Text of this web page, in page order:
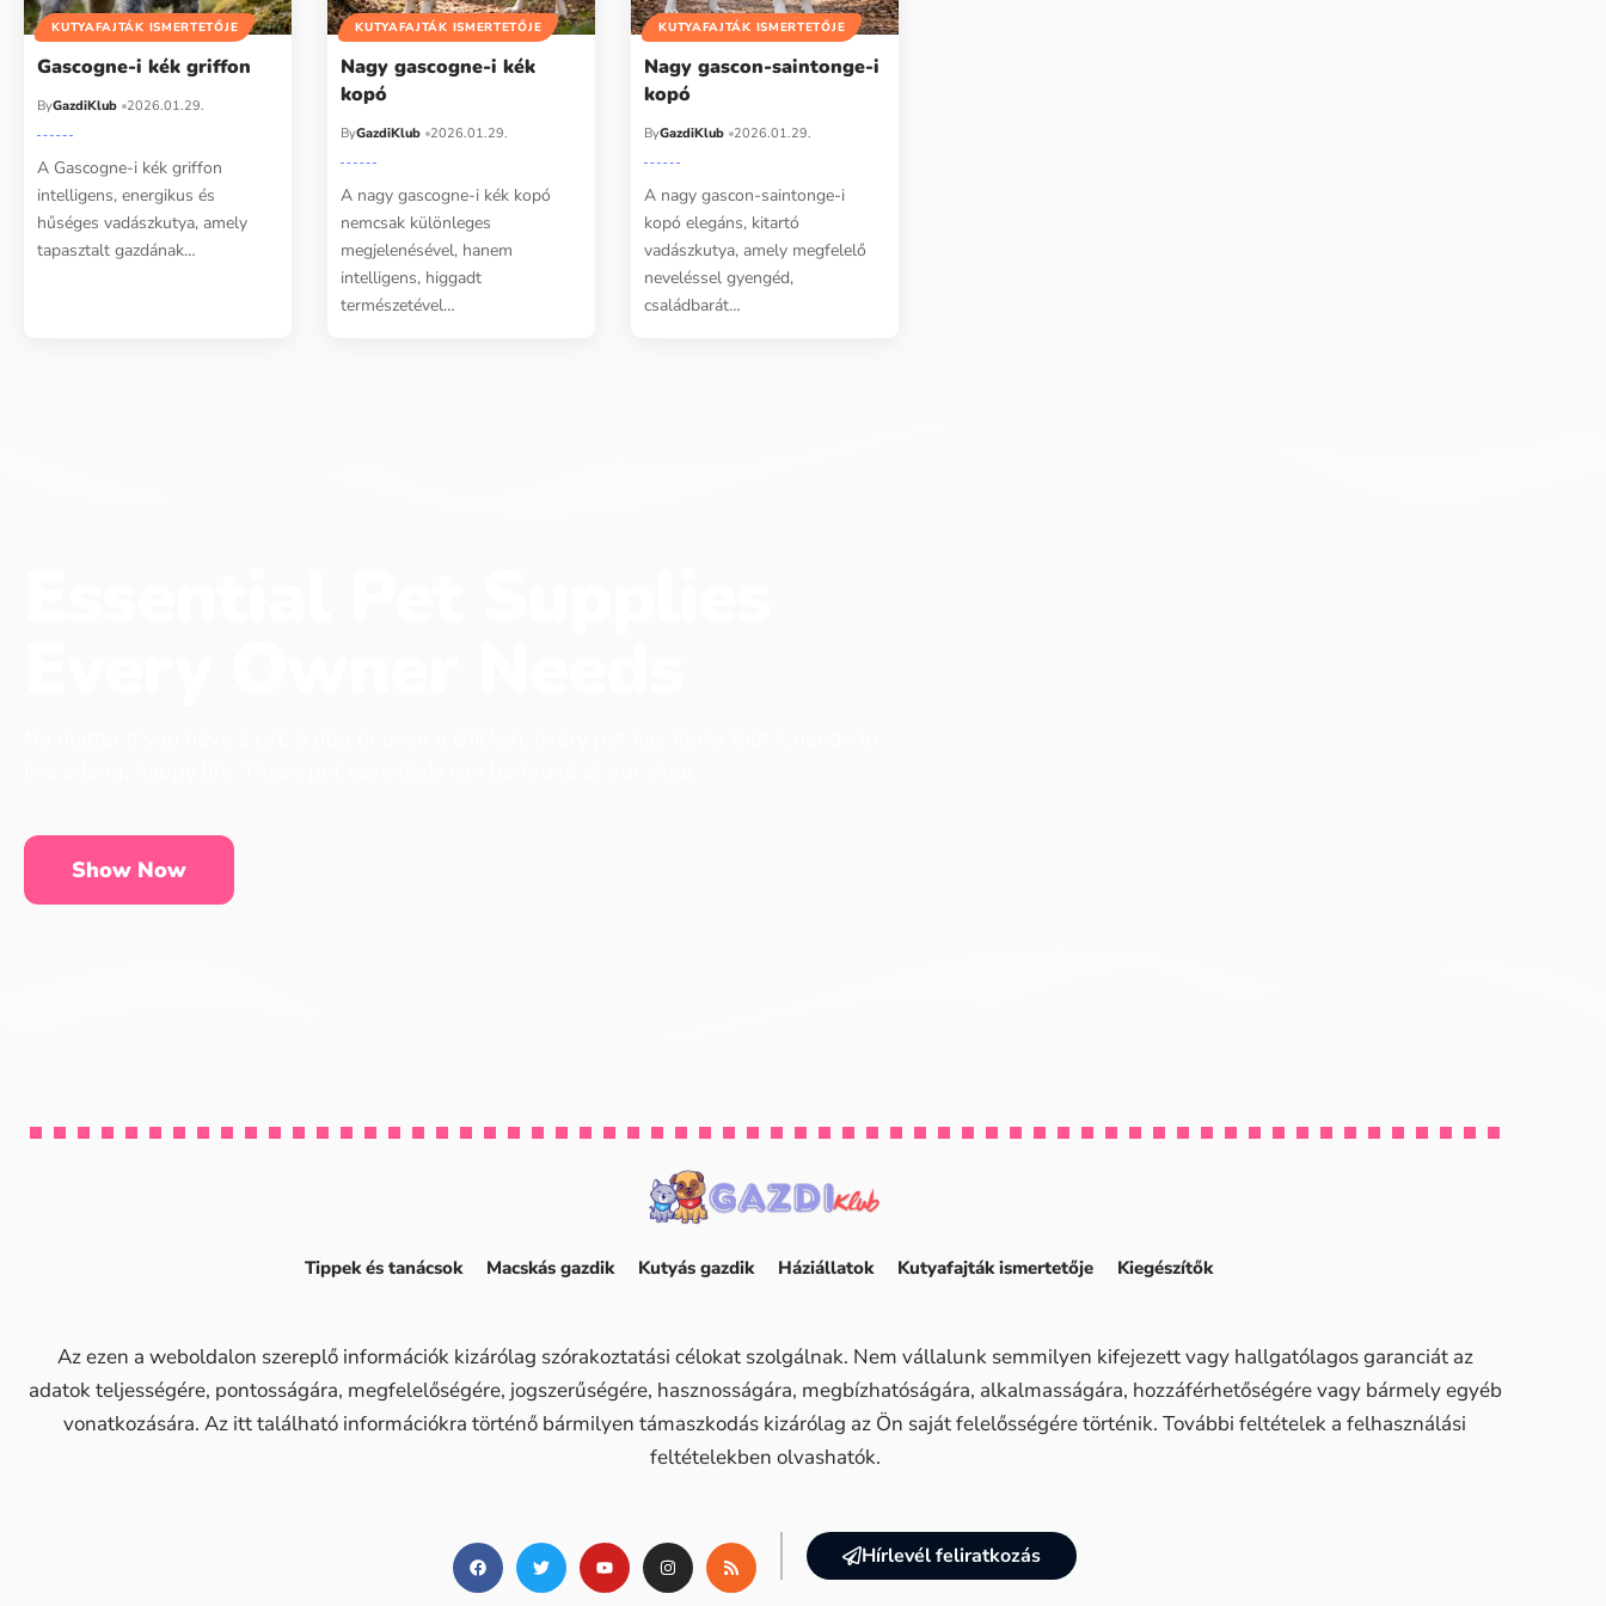
KUTYAFAJTÁK ISMERTETŐJE
Gascogne-i kék griffon
ByGazdiKlub 2026.01.29.
A Gascogne-i kék griffon
intelligens, energikus és
hűséges vadászkutya, amely
tapasztalt gazdának…
KUTYAFAJTÁK ISMERTETŐJE
Nagy gascogne-i kék
kopó
ByGazdiKlub 2026.01.29.
A nagy gascogne-i kék kopó
nemcsak különleges
megjelenésével, hanem
intelligens, higgadt
természetével…
KUTYAFAJTÁK ISMERTETŐJE
Nagy gascon-saintonge-i
kopó
ByGazdiKlub 2026.01.29.
A nagy gascon-saintonge-i
kopó elegáns, kitartó
vadászkutya, amely megfelelő
neveléssel gyengéd,
családbarát…
Show Now
Tippek és tanácsok Macskás gazdik Kutyás gazdik Háziállatok Kutyafajták ismertetője Kiegészítők
Az ezen a weboldalon szereplő információk kizárólag szórakoztatási célokat szolgálnak. Nem vállalunk semmilyen kifejezett vagy hallgatólagos garanciát az
adatok teljességére, pontosságára, megfelelőségére, jogszerűségére, hasznosságára, megbízhatóságára, alkalmasságára, hozzáférhetőségére vagy bármely egyéb
vonatkozására. Az itt található információkra történő bármilyen támaszkodás kizárólag az Ön saját felelősségére történik. További feltételek a felhasználási
feltételekben olvashatók.
Hírlevél feliratkozás